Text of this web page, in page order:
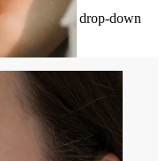
ant meniu drop-down
pusėje.